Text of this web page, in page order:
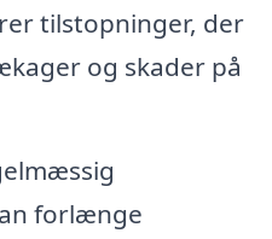
tilstopninger, der
og skader på
forlænge